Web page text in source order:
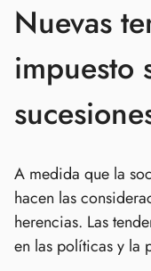
Nuevas
impuesto
A medida que la
hacen las
herencias. Las
en las políticas y la